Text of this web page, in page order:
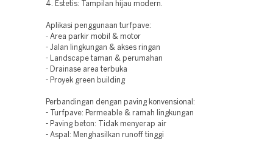
4. Estetis: Tampilan hijau modern.
Aplikasi penggunaan turfpave:
- Area parkir mobil & motor
- Jalan lingkungan & akses ringan
- Landscape taman & perumahan
- Drainase area terbuka
- Proyek green building
Perbandingan dengan paving konvensional:
- Turfpave: Permeable & ramah lingkungan
- Paving beton: Tidak menyerap air
- Aspal: Menghasilkan runoff tinggi